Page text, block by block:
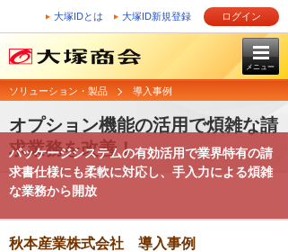
大塚IDとは 大塚ID新規登録 ログイン
メニュー
ソリューション・製品 導入事例
オプション機能の活用で煩雑な請
求業務を改善！
パッケージシステムの有効活用で業界特有の請
求書仕様にも柔軟に対応し、手入力による煩雑
な業務から開放
秋本産業株式会社 導入事例